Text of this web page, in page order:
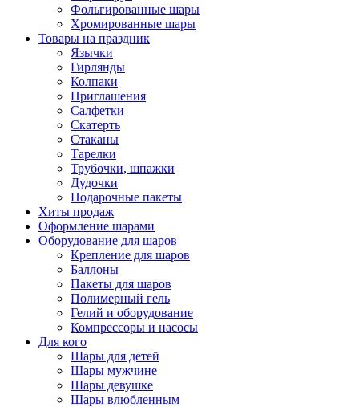
Фольгированные шары
Хромированные шары
Товары на праздник
Язычки
Гирлянды
Колпаки
Приглашения
Салфетки
Скатерть
Стаканы
Тарелки
Трубочки, шпажки
Дудочки
Подарочные пакеты
Хиты продаж
Оформление шарами
Оборудование для шаров
Крепление для шаров
Баллоны
Пакеты для шаров
Полимерный гель
Гелий и оборудование
Компрессоры и насосы
Для кого
Шары для детей
Шары мужчине
Шары девушке
Шары влюбленным